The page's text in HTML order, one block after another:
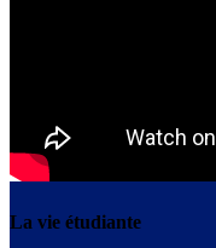
La vie étudiante